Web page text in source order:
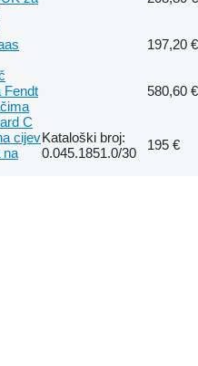
197,20 €
Fendt
580,60 €
C
cijev
na
Kataloški broj:
0.045.1851.0/30
195 €